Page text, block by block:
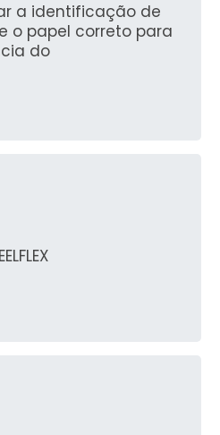
a identificação de
o papel correto para
do